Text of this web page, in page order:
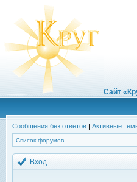
Сайт
Сообщения без ответов | Активные
Список форумов
Вход